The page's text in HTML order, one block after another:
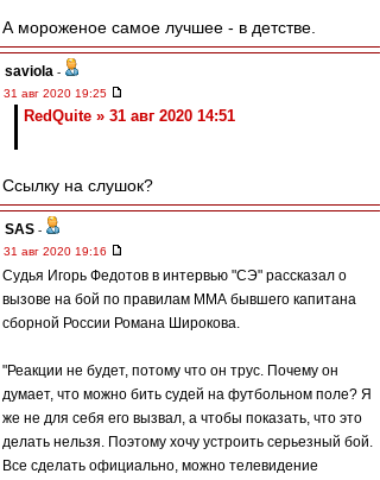
А мороженое самое лучшее - в детстве.
saviola -
31 авг 2020 19:25
RedQuite » 31 авг 2020 14:51
Ссылку на слушок?
SAS -
31 авг 2020 19:16
Судья Игорь Федотов в интервью "СЭ" рассказал о
вызове на бой по правилам ММА бывшего капитана
сборной России Романа Широкова.
"Реакции не будет, потому что он трус. Почему он
думает, что можно бить судей на футбольном поле? Я
же не для себя его вызвал, а чтобы показать, что это
делать нельзя. Поэтому хочу устроить серьезный бой.
Все сделать официально, можно телевидение